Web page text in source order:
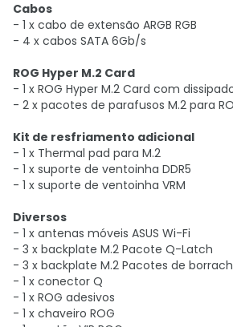
Cabos
- 1 x cabo de extensão ARGB RGB
- 4 x cabos SATA 6Gb/s
ROG Hyper M.2 Card
- 1 x ROG Hyper M.2 Card com
- 2 x pacotes de parafusos M.2 para
Kit de resfriamento adicional
- 1 x Thermal pad para M.2
- 1 x suporte de ventoinha DDR5
- 1 x suporte de ventoinha VRM
Diversos
- 1 x antenas móveis ASUS Wi-Fi
- 3 x backplate M.2 Pacote Q-Latch
- 3 x backplate M.2 Pacotes de
- 1 x conector Q
- 1 x ROG adesivos
- 1 x chaveiro ROG